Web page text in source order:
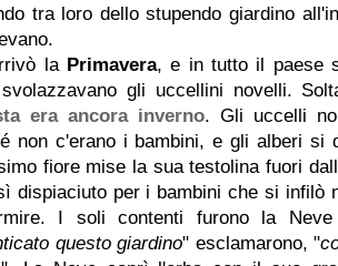
tra loro dello stupendo giardino
la Primavera, e in tutto il paese
gli uccellini novelli.
era ancora inverno. Gli uccelli
non c'erano i bambini, e gli alberi si
fiore mise la sua testolina fuori
dispiaciuto per i bambini che si infilò
I soli contenti furono la
questo giardino" esclamarono, "